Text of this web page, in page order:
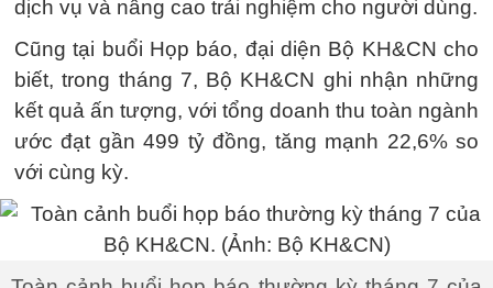
dịch vụ và nâng cao trải nghiệm cho người dùng.
Cũng tại buổi Họp báo, đại diện Bộ KH&CN cho
biết, trong tháng 7, Bộ KH&CN ghi nhận những
kết quả ấn tượng, với tổng doanh thu toàn ngành
ước đạt gần 499 tỷ đồng, tăng mạnh 22,6% so
với cùng kỳ.